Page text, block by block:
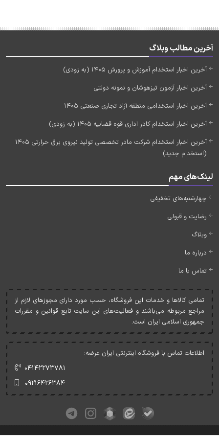
آخرین مطالب وبلاگ
آخرین اخبار استخدام آموزش و پرورش 1405 (به زودی)
آخرین اخبار آزمون تیزهوشان و نمونه دولتی
آخرین اخبار استخدامی منطقه آزاد تجاری صنعتی 1405
آخرین اخبار استخدام کادر اداری قوه قضاییه 1405 (به زودی)
آخرین اخبار استخدام شرکت مادر تخصصی تولید نیروی برق حرارتی 1405
(استخدام جدید)
لینک‌های مهم
چهارشنبه‌های تخفیفی
رضایت و قبولی
وبلاگ
درباره ما
تماس با ما
تمامی کالاها و خدمات اين فروشگاه، حسب مورد دارای مجوزهای لازم از
مراجع مربوطه می‌باشند و فعاليت‌های اين سايت تابع قوانين و مقررات
جمهوری اسلامی ايران است.
اطلاعات تماس با فروشگاه اینترنتی ایران عرضه:
۰۴۱۴۲۲۷۳۷۸۱
۰۹۲۱۶۴۲۶۳۸۴